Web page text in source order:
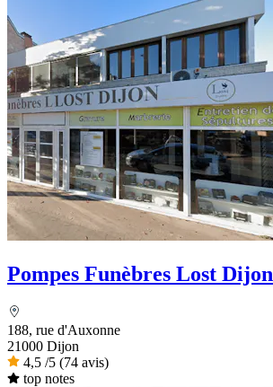
Pompes Funèbres Lost Dijon
188, rue d'Auxonne
21000 Dijon
4,5 /5 (74 avis)
top notes